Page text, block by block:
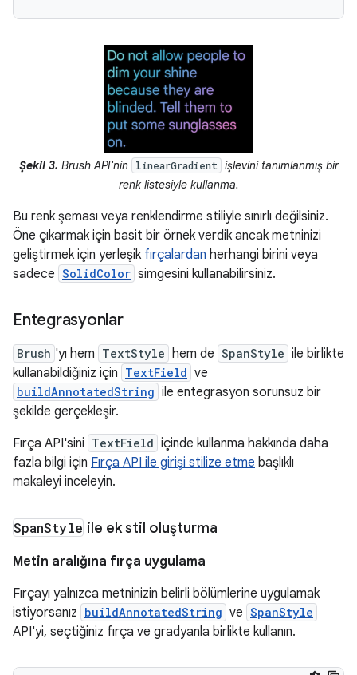
Şekil 3. Brush API'nin linearGradient
işlevini tanımlanmış bir
renk listesiyle kullanma.
Bu renk şeması veya renklendirme stiliyle sınırlı değilsiniz.
Öne çıkarmak için basit bir örnek verdik ancak metninizi
geliştirmek için yerleşik fırçalardan herhangi birini veya
sadece SolidColor simgesini kullanabilirsiniz.
Entegrasyonlar
Brush 'yı hem TextStyle hem de SpanStyle ile birlikte
kullanabildiğiniz için TextField ve
buildAnnotatedString ile entegrasyon sorunsuz bir
şekilde gerçekleşir.
Fırça API'sini TextField içinde kullanma hakkında daha
fazla bilgi için Fırça API ile girişi stilize etme başlıklı
makaleyi inceleyin.
SpanStyle ile ek stil oluşturma
Metin aralığına fırça uygulama
Fırçayı yalnızca metninizin belirli bölümlerine uygulamak
istiyorsanız buildAnnotatedString ve SpanStyle
API'yi, seçtiğiniz fırça ve gradyanla birlikte kullanın.